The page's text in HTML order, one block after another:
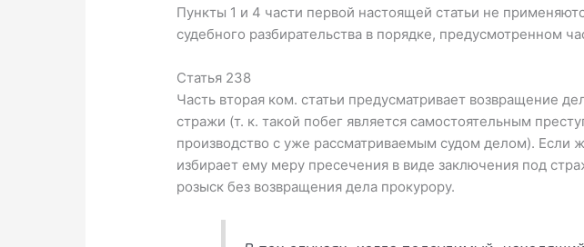
Пункты 1 и 4 части первой настоящей статьи не
судебного разбирательства в порядке, предусмотренном
Статья 238
Часть вторая ком. статьи предусматривает возвращение
стражи (т. к. такой побег является самостоятельным
производство с уже рассматриваемым судом делом). Если
избирает ему меру пресечения в виде заключения под
розыск без возвращения дела прокурору.